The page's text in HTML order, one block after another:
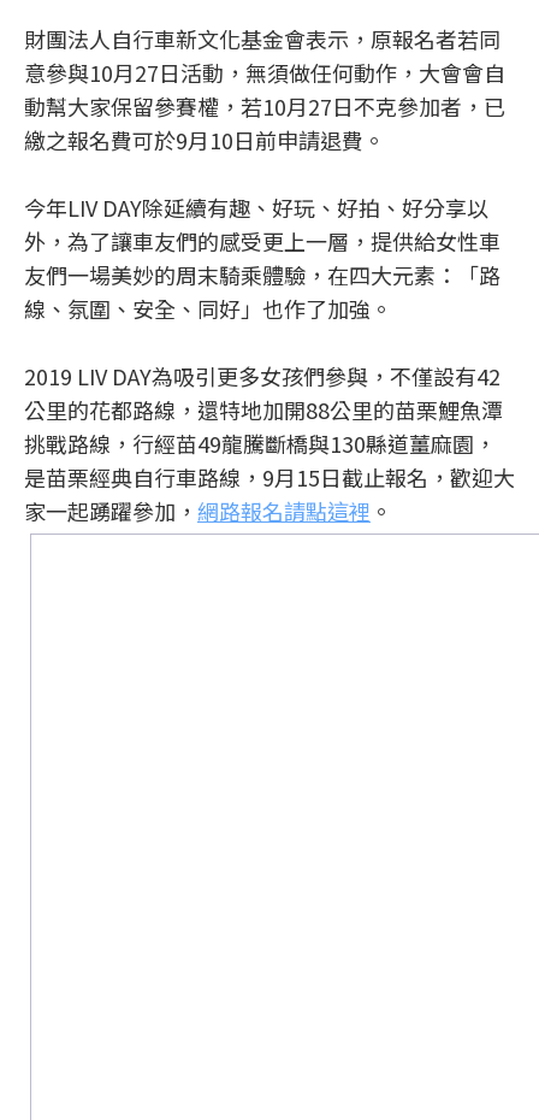
財團法人自行車新文化基金會表示，原報名者若同
意參與10月27日活動，無須做任何動作，大會會自
動幫大家保留參賽權，若10月27日不克參加者，已
繳之報名費可於9月10日前申請退費。
今年LIV DAY除延續有趣、好玩、好拍、好分享以
外，為了讓車友們的感受更上一層，提供給女性車
友們一場美妙的周末騎乘體驗，在四大元素：「路
線、氛圍、安全、同好」也作了加強。
2019 LIV DAY為吸引更多女孩們參與，不僅設有42
公里的花都路線，還特地加開88公里的苗栗鯉魚潭
挑戰路線，行經苗49龍騰斷橋與130縣道薑麻園，
是苗栗經典自行車路線，9月15日截止報名，歡迎大
家一起踴躍參加， 網路報名請點這裡 。